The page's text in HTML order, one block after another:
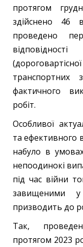
протягом
здійснено 46
проведено
транспортних
фактичного
робіт.
Особливої
та ефективного
набуло в
непоодинокі
під час війни
завищеними
призводить до
Так,
протягом 2023